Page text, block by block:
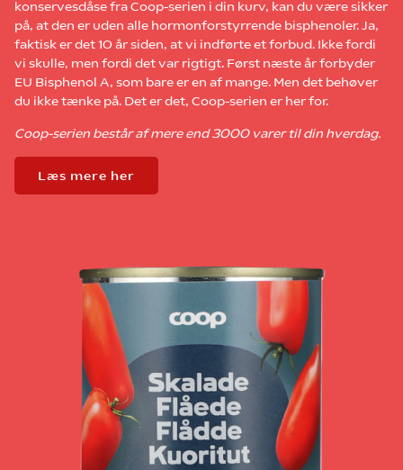
konservesdåse fra Coop-serien i din kurv, kan du være sikker
på, at den er uden alle hormonforstyrrende bisphenoler. Ja,
faktisk er det 10 år siden, at vi indførte et forbud. Ikke fordi
vi skulle, men fordi det var rigtigt. Først næste år forbyder
EU Bisphenol A, som bare er en af mange. Men det behøver
du ikke tænke på. Det er det, Coop-serien er her for.
Coop-serien består af mere end 3000 varer til din hverdag.
Læs mere her